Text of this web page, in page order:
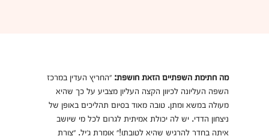
מה חתימת השפתיים הזאת חושפת: ״החריץ העדין במרכז
השפה העליונה לכיוון הקצה העליון מצביע על כך שהיא
מעולה במשא ומתן. טובה מאוד בסיום תהליכים באופן של
ניצחון הדדי. יש לה יכולת אמיתית לגרום לכל מי שיושב
איתה בחדר להרגיש שהיא לטובתו!״ אומרת ג׳יל. ״צורת